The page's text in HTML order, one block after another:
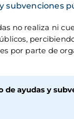
subvenciones
no realiza ni
por parte de
de ayudas y